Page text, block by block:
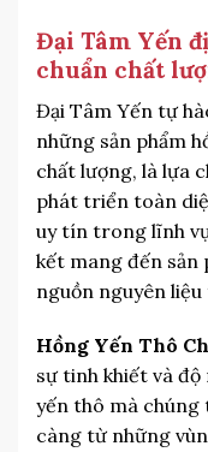
Đại Tâm Yến
chuẩn chất
Đại Tâm Yến tự
những sản phẩm
chất lượng, là lựa
phát triển toàn
uy tín trong lĩnh
kết mang đến sản
nguồn nguyên
Hồng Yến Thô
sự tinh khiết và độ
yến thô mà chúng
càng từ những